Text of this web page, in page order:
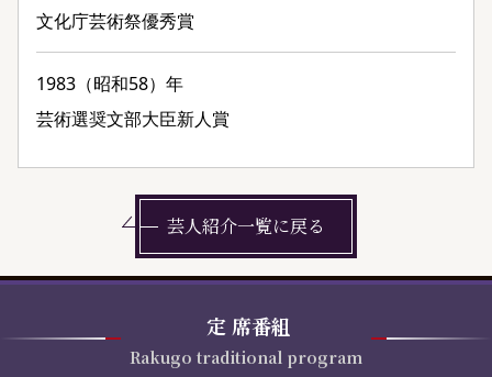
文化庁芸術祭優秀賞
1983（昭和58）年
芸術選奨文部大臣新人賞
芸人紹介一覧に戻る
定 席番組
Rakugo traditional program